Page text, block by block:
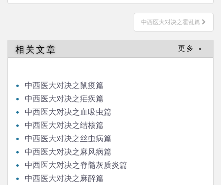
导
中西医大对决之霍乱篇
相关文章 更多 »
中西医大对决之鼠疫篇
中西医大对决之疟疾篇
中西医大对决之血吸虫篇
中西医大对决之结核篇
中西医大对决之丝虫病篇
中西医大对决之麻风病篇
中西医大对决之脊髓灰质炎篇
中西医大对决之麻醉篇